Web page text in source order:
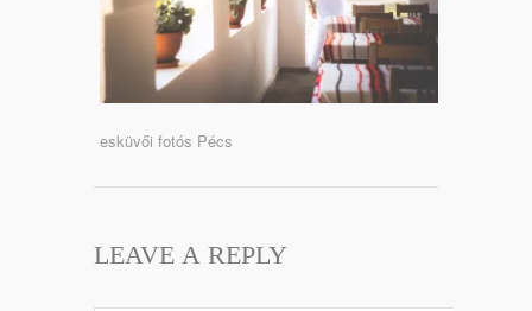
esküvői fotós Pécs
LEAVE A REPLY